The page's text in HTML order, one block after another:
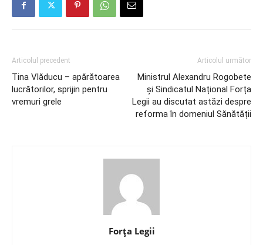
Articolul precedent
Tina Vlăducu – apărătoarea
lucrătorilor, sprijin pentru
vremuri grele
Articolul următor
Ministrul Alexandru Rogobete
și Sindicatul Național Forța
Legii au discutat astăzi despre
reforma în domeniul Sănătății
Forța Legii